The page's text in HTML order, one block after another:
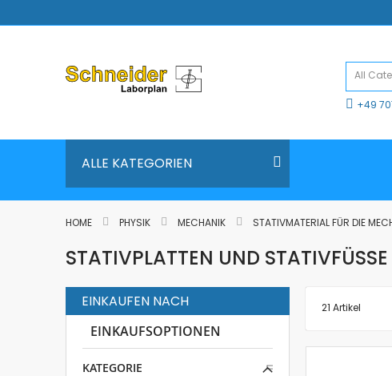
All
ALL
+49
ALLE KATEGORIEN
HOME PHYSIK MECHANIK STATIVMATERIAL FÜR DIE
STATIVPLATTEN UND STATIVFÜSSE
21 Artikel
EINKAUFEN NACH
EINKAUFSOPTIONEN
KATEGORIE